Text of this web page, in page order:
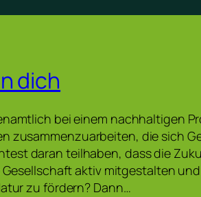
dich
bei einem nachhaltigen
zusammenzuarbeiten, die sich
daran teilhaben, dass die
aktiv mitgestalten
zu fördern? Dann…